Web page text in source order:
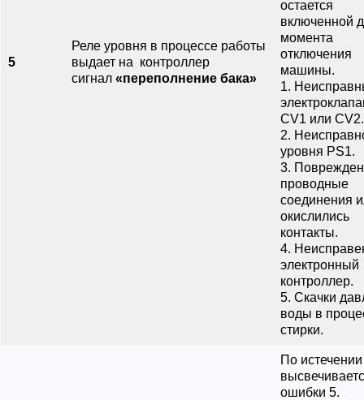
5
Реле уровня в процессе работы
выдает на контроллер
сигнал «переполнение бака»
остается
включенной
момента
отключения
машины.
1.
СV1 или СV2.
2.
уровня РS1.
3.
проводные
соединения
окислились
контакты.
4.
электронный
контроллер.
5. Скачки
воды в
стирки.
По
ошибки 5.